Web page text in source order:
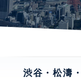
渋谷・松濤